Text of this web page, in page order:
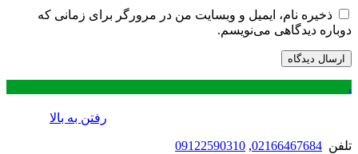
ذخیره نام، ایمیل و وبسایت من در مرورگر برای زمانی که
دوباره دیدگاهی می‌نویسم.
.
رفتن به بالا
تلفن 02166467684
,
09122590310